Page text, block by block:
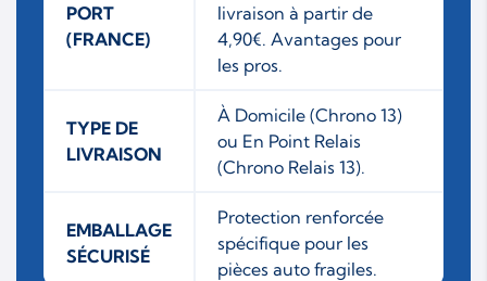
PORT
(FRANCE)
livraison à partir de
4,90€. Avantages pour
les pros.
TYPE DE
LIVRAISON
À Domicile (Chrono 13)
ou En Point Relais
(Chrono Relais 13).
EMBALLAGE
SÉCURISÉ
Protection renforcée
spécifique pour les
pièces auto fragiles.